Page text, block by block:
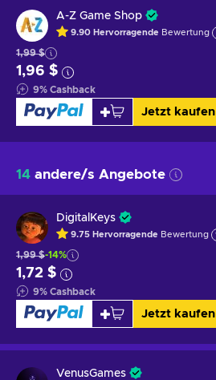
A-Z Game Shop
9.90 Hervorragende Bewertung
1,99 $
1,96 $
9% Cashback
Jetzt kaufen
14 andere/s Angebote
DigitalKeys
9.75 Hervorragende Bewertung
1,99 $-14%
1,72 $
9% Cashback
Jetzt kaufen
VenusGames